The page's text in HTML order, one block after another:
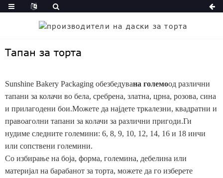
Тапан за торта
Sunshine Bakery Packaging обезбедувана големоод различни
тапани за колачи во бела, сребрена, златна, црна, розова, сина
и прилагодени бои.Можете да најдете тркалезни, квадратни и
правоаголни тапани за колачи за различни пригоди.Ги
нудиме следните големини: 6, 8, 9, 10, 12, 14, 16 и 18 инчи
или сопствени големини.
Со избирање на боја, форма, големина, дебелина или
материјал на барабанот за торта, можете да го изберете